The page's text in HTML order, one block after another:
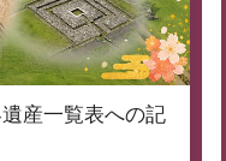
産一覧表への記